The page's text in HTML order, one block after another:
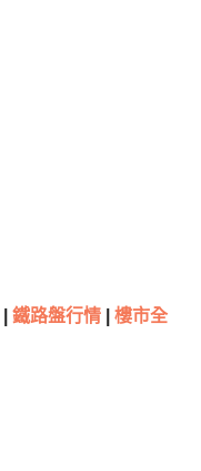
鐵路盤行情|
樓市全